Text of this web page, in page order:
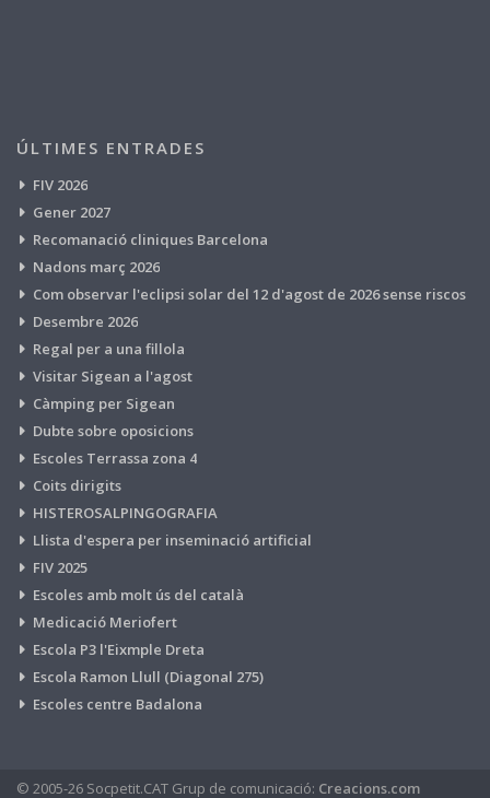
ÚLTIMES ENTRADES
FIV 2026
Gener 2027
Recomanació cliniques Barcelona
Nadons març 2026
Com observar l'eclipsi solar del 12 d'agost de 2026 sense riscos
Desembre 2026
Regal per a una fillola
Visitar Sigean a l'agost
Càmping per Sigean
Dubte sobre oposicions
Escoles Terrassa zona 4
Coits dirigits
HISTEROSALPINGOGRAFIA
Llista d'espera per inseminació artificial
FIV 2025
Escoles amb molt ús del català
Medicació Meriofert
Escola P3 l'Eixmple Dreta
Escola Ramon Llull (Diagonal 275)
Escoles centre Badalona
© 2005-26 Socpetit.CAT Grup de comunicació: Creacions.com